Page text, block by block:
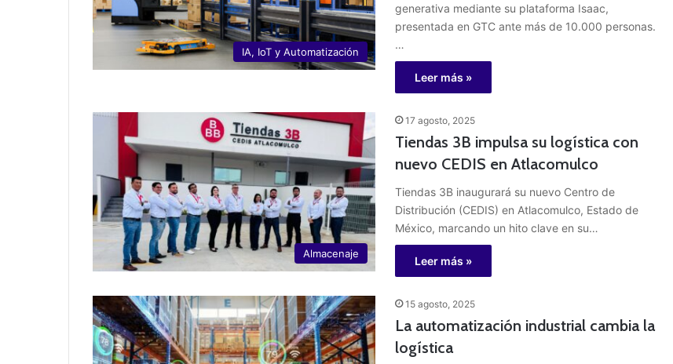
IA, IoT y Automatización
generativa mediante su plataforma Isaac,
presentada en GTC ante más de 10.000 personas.
…
Leer más »
Almacenaje
17 agosto, 2025
Tiendas 3B impulsa su logística con
nuevo CEDIS en Atlacomulco
Tiendas 3B inaugurará su nuevo Centro de
Distribución (CEDIS) en Atlacomulco, Estado de
México, marcando un hito clave en su…
Leer más »
15 agosto, 2025
La automatización industrial cambia la
logística